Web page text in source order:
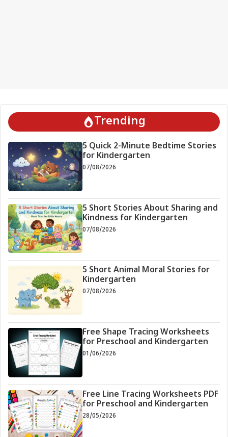
Trending
5 Quick 2-Minute Bedtime Stories
for Kindergarten
07/08/2026
5 Short Stories About Sharing and
Kindness for Kindergarten
07/08/2026
5 Short Animal Moral Stories for
Kindergarten
07/08/2026
Free Shape Tracing Worksheets
for Preschool and Kindergarten
01/06/2026
Free Line Tracing Worksheets PDF
for Preschool and Kindergarten
28/05/2026